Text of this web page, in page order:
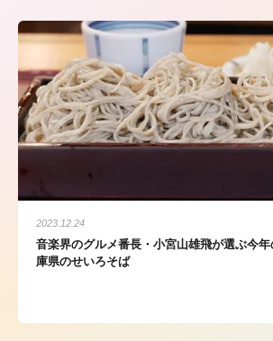
2023.12.24
音楽界のグルメ番長・小宮山雄飛が選ぶ今
庫県のせいろそば